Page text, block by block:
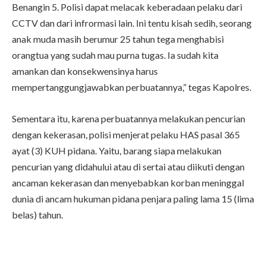
Benangin 5. Polisi dapat melacak keberadaan pelaku dari
CCTV dan dari infrormasi lain. Ini tentu kisah sedih, seorang
anak muda masih berumur 25 tahun tega menghabisi
orangtua yang sudah mau purna tugas. Ia sudah kita
amankan dan konsekwensinya harus
mempertanggungjawabkan perbuatannya,” tegas Kapolres.
Sementara itu, karena perbuatannya melakukan pencurian
dengan kekerasan, polisi menjerat pelaku HAS pasal 365
ayat (3) KUH pidana. Yaitu, barang siapa melakukan
pencurian yang didahului atau di sertai atau diikuti dengan
ancaman kekerasan dan menyebabkan korban meninggal
dunia di ancam hukuman pidana penjara paling lama 15 (lima
belas) tahun.